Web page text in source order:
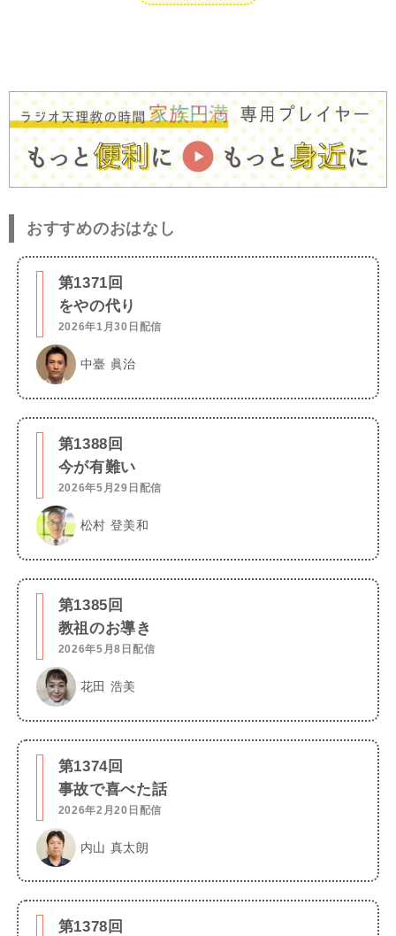
おすすめのおはなし
第1371回
をやの代り
2026年1月30日配信
中臺 眞治
第1388回
今が有難い
2026年5月29日配信
松村 登美和
第1385回
教祖のお導き
2026年5月8日配信
花田 浩美
第1374回
事故で喜べた話
2026年2月20日配信
内山 真太朗
第1378回